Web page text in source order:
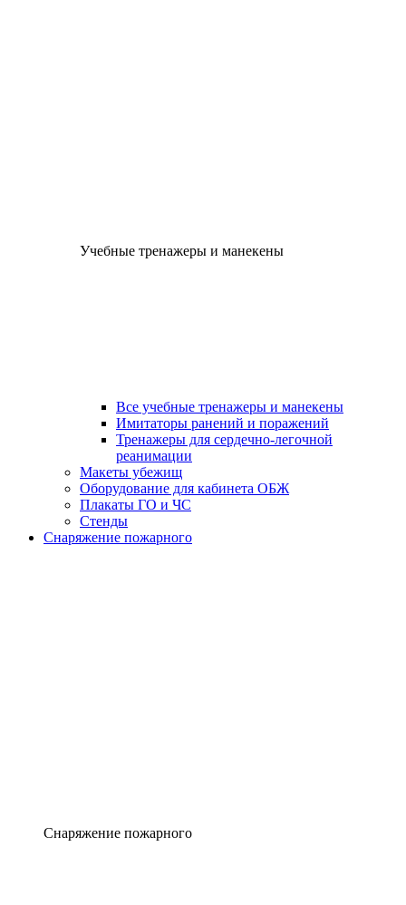
Учебные тренажеры и манекены
Все учебные тренажеры и манекены
Имитаторы ранений и поражений
Тренажеры для сердечно-легочной
реанимации
Макеты убежищ
Оборудование для кабинета ОБЖ
Плакаты ГО и ЧС
Стенды
Снаряжение пожарного
Снаряжение пожарного